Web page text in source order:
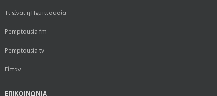
Τι είναι η Πεμπτουσία
Pemptousia fm
Pemptousia tv
Είπαν
ΕΠΙΚΟΙΝΩΝΙΑ